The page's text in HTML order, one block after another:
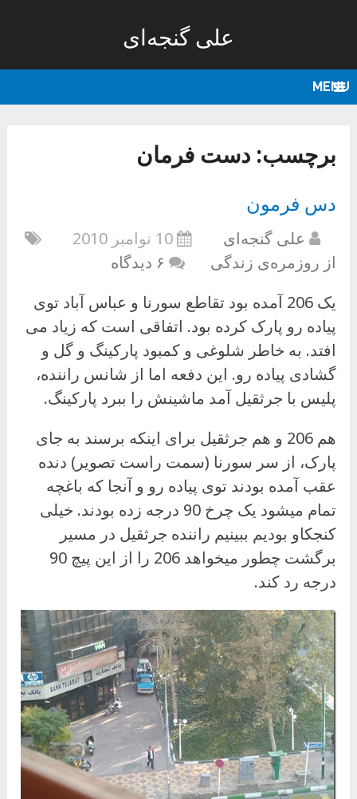
علی گنجه‌ای
MENU
برچسب:دست فرمان
دس فرمون
علی گنجه‌ای
10 نوامبر 2010
از روزمره‌ی زندگی
۶ دیدگاه
یک 206 آمده بود تقاطع سورنا و عباس آباد توی
پیاده رو پارک کرده بود. اتفاقی است که زیاد می
افتد. به خاطر شلوغی و کمبود پارکینگ و گل و
گشادی پیاده رو. این دفعه اما از شانس راننده،
پلیس با جرثقیل آمد ماشینش را ببرد پارکینگ.
هم 206 و هم جرثقیل برای اینکه برسند به جای
پارک، از سر سورنا (سمت راست تصویر) دنده
عقب آمده بودند توی پیاده رو و آنجا که باغچه
تمام میشود یک چرخ 90 درجه زده بودند. خیلی
کنجکاو بودیم ببینیم راننده جرثقیل در مسیر
برگشت چطور میخواهد 206 را از این پیچ 90
درجه رد کند.